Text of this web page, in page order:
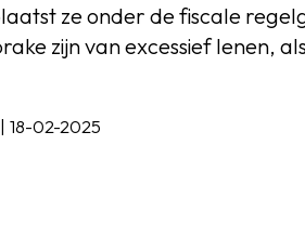
ze onder de fiscale
zijn van excessief lenen,
18-02-2025